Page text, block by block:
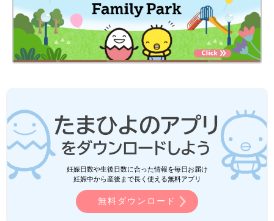
妊娠日数や生後日数に合った情報を毎日お届け
妊娠中から産後まで長く使える無料アプリ
無料ダウンロード